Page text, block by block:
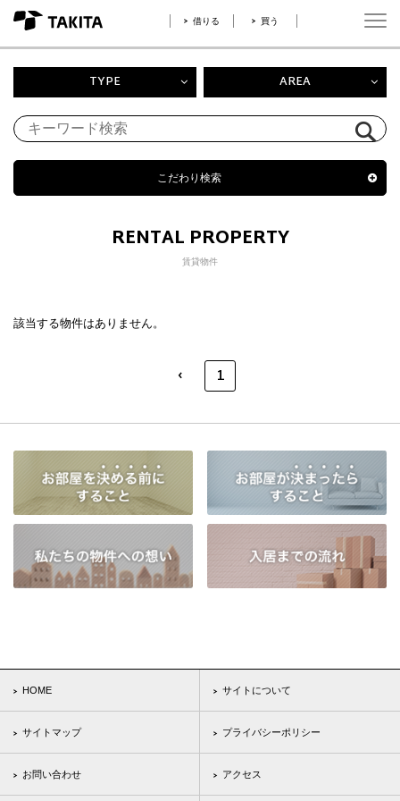
借りる 買う
TYPE AREA
こだわり検索
RENTAL PROPERTY
賃貸物件
該当する物件はありません。
‹ 1
HOME サイトについて
サイトマップ プライバシーポリシー
お問い合わせ アクセス